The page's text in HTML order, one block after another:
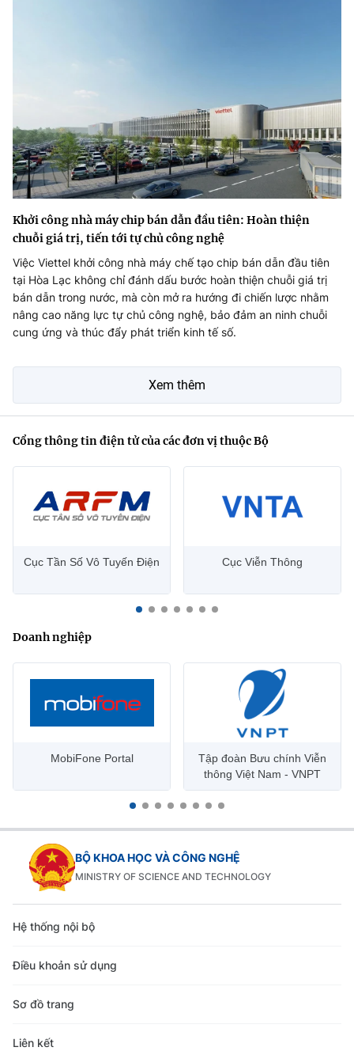
Khởi công nhà máy chip bán dẫn đầu tiên: Hoàn thiện
chuỗi giá trị, tiến tới tự chủ công nghệ
Việc Viettel khởi công nhà máy chế tạo chip bán dẫn đầu tiên
tại Hòa Lạc không chỉ đánh dấu bước hoàn thiện chuỗi giá trị
bán dẫn trong nước, mà còn mở ra hướng đi chiến lược nhằm
nâng cao năng lực tự chủ công nghệ, bảo đảm an ninh chuỗi
cung ứng và thúc đẩy phát triển kinh tế số.
Xem thêm
Cổng thông tin điện tử của các đơn vị thuộc Bộ
Cục Tần Số Vô Tuyến Điện Cục Viễn Thông
Doanh nghiệp
MobiFone Portal
Tập đoàn Bưu chính Viễn
thông Việt Nam - VNPT
BỘ KHOA HỌC VÀ CÔNG NGHỆ
MINISTRY OF SCIENCE AND TECHNOLOGY
Hệ thống nội bộ
Điều khoản sử dụng
Sơ đồ trang
Liên kết